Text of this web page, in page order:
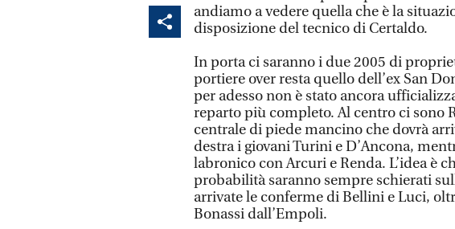
andiamo a vedere quella che è la
disposizione del tecnico di Certaldo.
In porta ci saranno i due 2005 di
portiere over resta quello dell’ex San
per adesso non è stato ancora
reparto più completo. Al centro ci sono
centrale di piede mancino che dovrà
destra i giovani Turini e D’Ancona,
labronico con Arcuri e Renda. L’idea è
probabilità saranno sempre schierati
arrivate le conferme di Bellini e Luci,
Bonassi dall’Empoli.